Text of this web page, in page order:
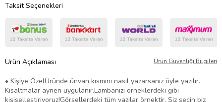
Taksit Seçenekleri
Ürün Açıklaması Ürün Güvenliği Bilgileri
• Kişiye ÖzelÜründe ünvan kısmını nasıl yazarsanız öyle yazılır.
Kısaltmalar aynen uygulanır.Lambanızı örneklerdeki gibi
kişiselleştiriyoruz!Görsellerdeki tüm yazılar örnektir. Siz seçin biz